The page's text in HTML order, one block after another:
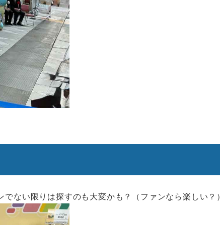
ない限りは探すのも大変かも？（ファンなら楽しい？）